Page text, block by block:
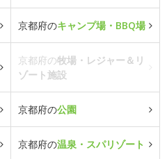
京都府のキャンプ場・BBQ場
京都府の牧場・レジャー＆リ
ゾート施設
京都府の公園
京都府の温泉・スパリゾート